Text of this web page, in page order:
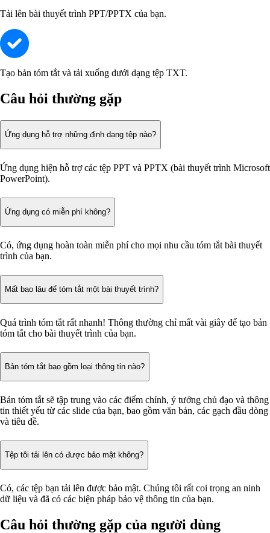
Tải lên bài thuyết trình PPT/PPTX của bạn.
Tạo bản tóm tắt và tải xuống dưới dạng tệp TXT.
Câu hỏi thường gặp
Ứng dụng hỗ trợ những định dạng tệp nào?
Ứng dụng hiện hỗ trợ các tệp PPT và PPTX (bài thuyết trình Microsoft
PowerPoint).
Ứng dụng có miễn phí không?
Có, ứng dụng hoàn toàn miễn phí cho mọi nhu cầu tóm tắt bài thuyết
trình của bạn.
Mất bao lâu để tóm tắt một bài thuyết trình?
Quá trình tóm tắt rất nhanh! Thông thường chỉ mất vài giây để tạo bản
tóm tắt cho bài thuyết trình của bạn.
Bản tóm tắt bao gồm loại thông tin nào?
Bản tóm tắt sẽ tập trung vào các điểm chính, ý tưởng chủ đạo và thông
tin thiết yếu từ các slide của bạn, bao gồm văn bản, các gạch đầu dòng
và tiêu đề.
Tệp tôi tải lên có được bảo mật không?
Có, các tệp bạn tải lên được bảo mật. Chúng tôi rất coi trọng an ninh
dữ liệu và đã có các biện pháp bảo vệ thông tin của bạn.
Câu hỏi thường gặp của người dùng